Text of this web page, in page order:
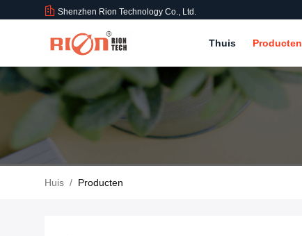
Shenzhen Rion Technology Co., Ltd.
Thuis Producten
Huis / Producten